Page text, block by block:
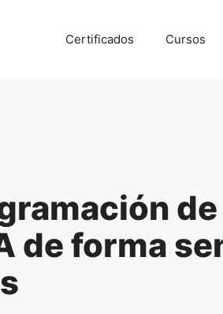
Certificados Cursos
de forma